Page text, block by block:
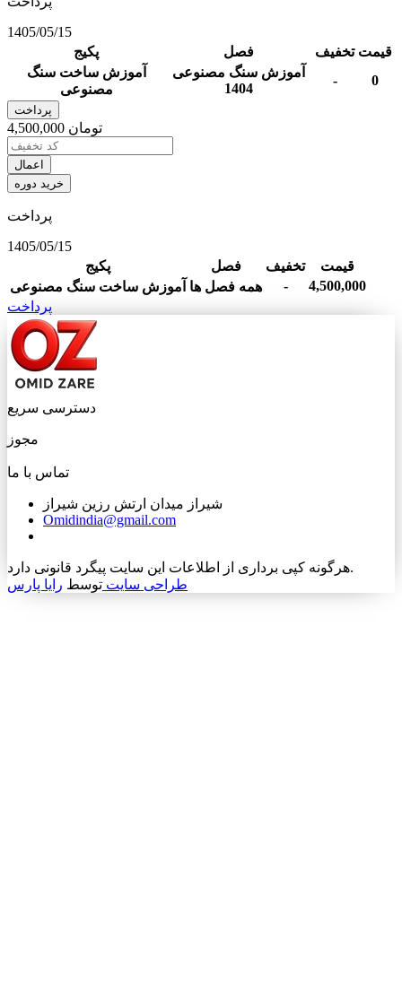
1405/05/15
پکیج
فصل تخفیف قیمت
آموزش ساخت سنگ
مصنوعی
آموزش سنگ مصنوعی
1404
- 0
پرداخت
4,500,000 تومان
اعمال
خرید دوره
پرداخت
1405/05/15
پکیج
فصل تخفیف
قیمت
آموزش ساخت سنگ مصنوعی همه فصل ها -
4,500,000
پرداخت
دسترسی سریع
مجوز
تماس با ما
شیراز میدان ارتش رزین شیراز
Omidindia@gmail.com
هرگونه کپی برداری از اطلاعات این سایت پیگرد قانونی دارد.
طراحی سایت توسط رایا پارس